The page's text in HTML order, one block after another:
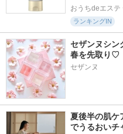
おうちdeエステ
ランキングIN
セザンヌシン
春を先取り♡
セザンヌ
夏後半の肌ケ
でうるおいチ